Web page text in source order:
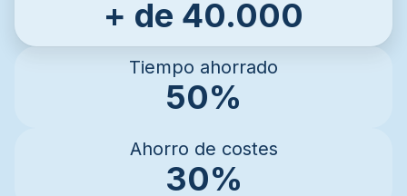
+ de 40.000
Tiempo ahorrado
50%
Ahorro de costes
30%